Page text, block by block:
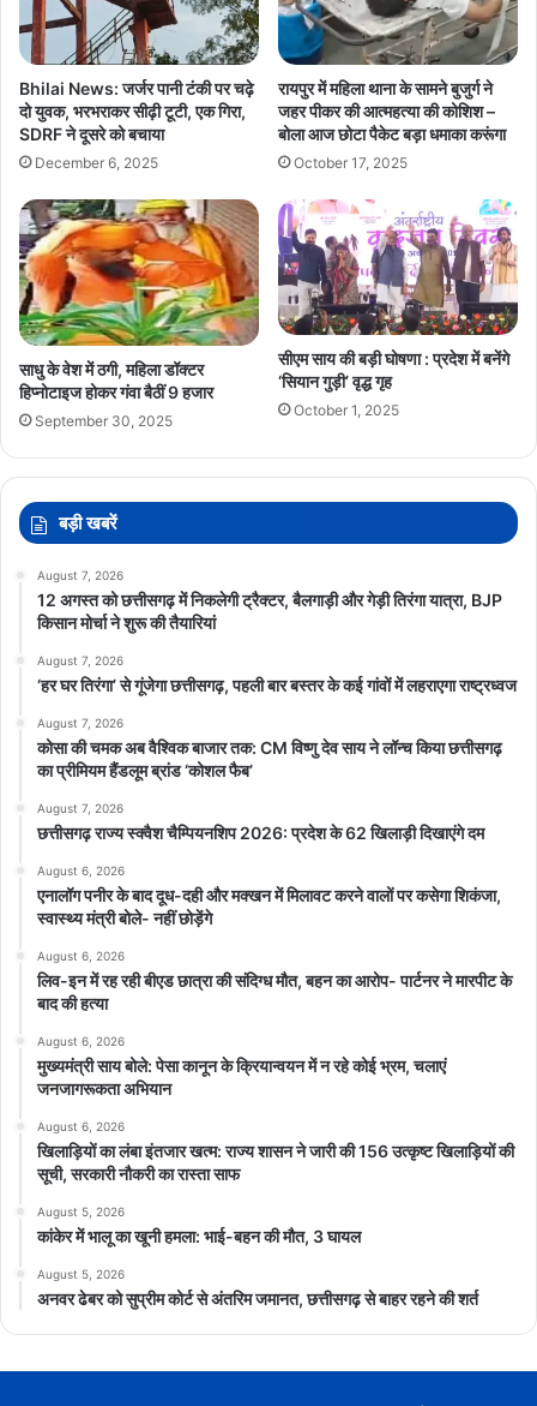
Bhilai News: जर्जर पानी टंकी पर चढ़े
दो युवक, भरभराकर सीढ़ी टूटी, एक गिरा,
SDRF ने दूसरे को बचाया
December 6, 2025
रायपुर में महिला थाना के सामने बुजुर्ग ने
जहर पीकर की आत्महत्या की कोशिश –
बोला आज छोटा पैकेट बड़ा धमाका करूंगा
October 17, 2025
साधु के वेश में ठगी, महिला डॉक्टर
हिप्नोटाइज होकर गंवा बैठीं 9 हजार
September 30, 2025
सीएम साय की बड़ी घोषणा : प्रदेश में बनेंगे
‘सियान गुड़ी’ वृद्ध गृह
October 1, 2025
बड़ी खबरें
August 7, 2026
12 अगस्त को छत्तीसगढ़ में निकलेगी ट्रैक्टर, बैलगाड़ी और गेड़ी तिरंगा यात्रा, BJP
किसान मोर्चा ने शुरू की तैयारियां
August 7, 2026
‘हर घर तिरंगा’ से गूंजेगा छत्तीसगढ़, पहली बार बस्तर के कई गांवों में लहराएगा राष्ट्रध्वज
August 7, 2026
कोसा की चमक अब वैश्विक बाजार तक: CM विष्णु देव साय ने लॉन्च किया छत्तीसगढ़
का प्रीमियम हैंडलूम ब्रांड ‘कोशल फैब’
August 7, 2026
छत्तीसगढ़ राज्य स्क्वैश चैम्पियनशिप 2026: प्रदेश के 62 खिलाड़ी दिखाएंगे दम
August 6, 2026
एनालॉग पनीर के बाद दूध-दही और मक्खन में मिलावट करने वालों पर कसेगा शिकंजा,
स्वास्थ्य मंत्री बोले- नहीं छोड़ेंगे
August 6, 2026
लिव-इन में रह रही बीएड छात्रा की संदिग्ध मौत, बहन का आरोप- पार्टनर ने मारपीट के
बाद की हत्या
August 6, 2026
मुख्यमंत्री साय बोले: पेसा कानून के क्रियान्वयन में न रहे कोई भ्रम, चलाएं
जनजागरूकता अभियान
August 6, 2026
खिलाड़ियों का लंबा इंतजार खत्म: राज्य शासन ने जारी की 156 उत्कृष्ट खिलाड़ियों की
सूची, सरकारी नौकरी का रास्ता साफ
August 5, 2026
कांकेर में भालू का खूनी हमला: भाई-बहन की मौत, 3 घायल
August 5, 2026
अनवर ढेबर को सुप्रीम कोर्ट से अंतरिम जमानत, छत्तीसगढ़ से बाहर रहने की शर्त